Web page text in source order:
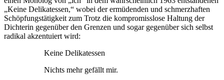
„Keine Delikatessen,“ wobei der ermüdenden und schmerzhaften
Schöpfungstätigkeit zum Trotz die kompromisslose Haltung der
Dichterin gegenüber den Grenzen und sogar gegenüber sich selbst
radikal akzentuiert wird:
Keine Delikatessen
Nichts mehr gefällt mir.